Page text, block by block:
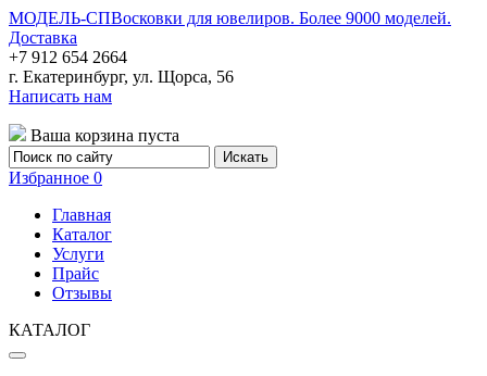
МОДЕЛЬ-СПВосковки для ювелиров. Более 9000 моделей.
Доставка
+7 912 654 2664
г. Екатеринбург, ул. Щорса, 56
Написать нам
Ваша корзина пуста
Избранное 0
Главная
Каталог
Услуги
Прайс
Отзывы
КАТАЛОГ